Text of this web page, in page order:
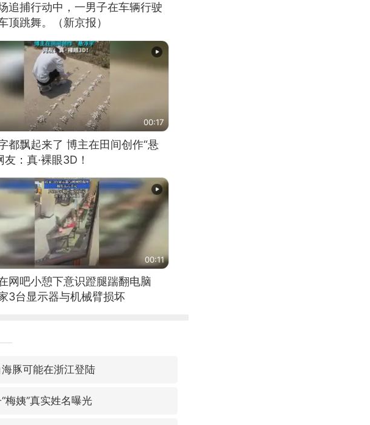
追捕行动中，一男子在车辆行驶
顶跳舞。（新京报）
00:17
都飘起来了 博主在田间创作“悬
友：真·裸眼3D！
00:11
网吧小憩下意识蹬腿踹翻电脑
3台显示器与机械臂损坏
豚可能在浙江登陆
梅姨”真实姓名曝光